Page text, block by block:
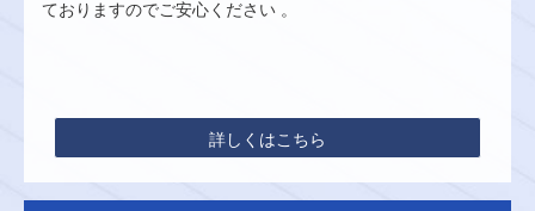
ておりますのでご安心ください 。
詳しくはこちら